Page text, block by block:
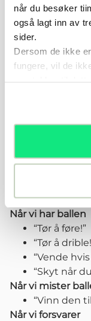
når du besøker
også lagt inn av
sider.
Dersom de ikke
fungere, vil de
2 spillere presser
Jobben til disse
tidlig. De løper,
Prinsipper vi
Når vi har ballen
“Tør å føre!”
“Tør å
“Vende
“Skyt når
Når vi mister
“Vinn den
Når vi forsvarer